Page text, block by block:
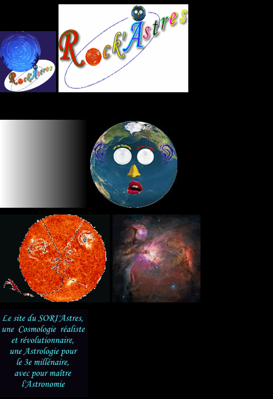
Panneau de gestion des cookies